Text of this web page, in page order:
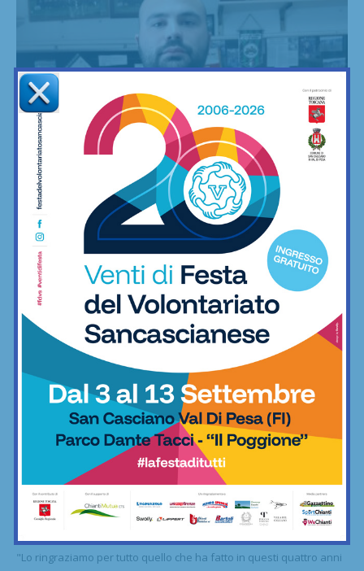
Calcio
Il “nuovo” Mercatale ha già piazzato cinque
colpi sul mercato: eccoli…
14/06/2026
Sono i difensori Concato e Consoli e il difensore-centrocampista
Chiostrini (dalla Sambuca). Ci sono poi l'attaccante Pelli (Atl.
Valdipesa) e il centrocampista Pastaccini (Sancascianese)
San Polo, staffetta alla guida: Marco
Bernacchioni nuovo presidente al posto...
"Lo ringraziamo per tutto quello che ha fatto in questi quattro anni